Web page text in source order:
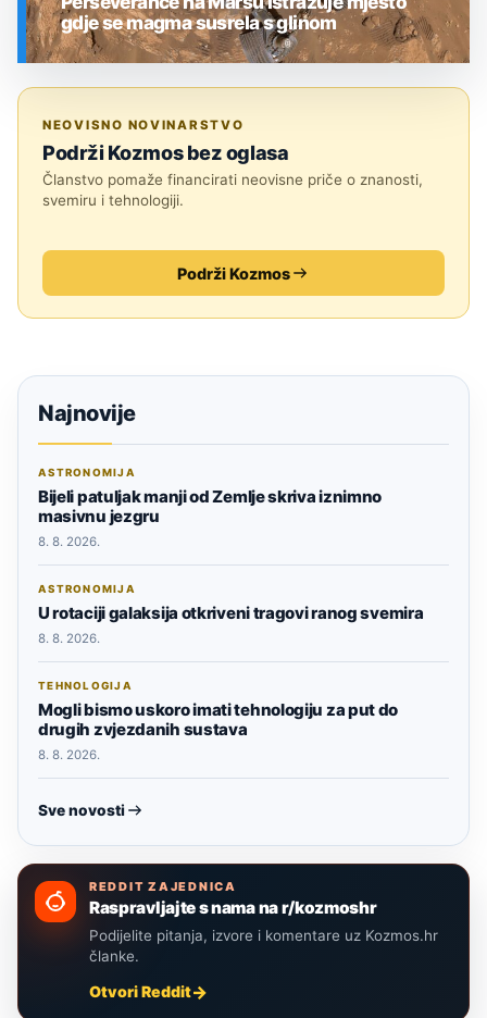
gdje se magma susrela s glinom
NEOVISNO NOVINARSTVO
Podrži Kozmos bez oglasa
Članstvo pomaže financirati neovisne priče o znanosti,
svemiru i tehnologiji.
Podrži Kozmos
Najnovije
ASTRONOMIJA
Bijeli patuljak manji od Zemlje skriva iznimno
masivnu jezgru
8. 8. 2026.
ASTRONOMIJA
U rotaciji galaksija otkriveni tragovi ranog svemira
8. 8. 2026.
TEHNOLOGIJA
Mogli bismo uskoro imati tehnologiju za put do
drugih zvjezdanih sustava
8. 8. 2026.
Sve novosti
REDDIT ZAJEDNICA
Raspravljajte s nama na r/kozmoshr
Podijelite pitanja, izvore i komentare uz Kozmos.hr
članke.
Otvori Reddit